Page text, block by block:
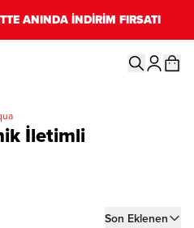
ANINDA İNDİRİM FIRSATI
İletimli
Son Eklenen